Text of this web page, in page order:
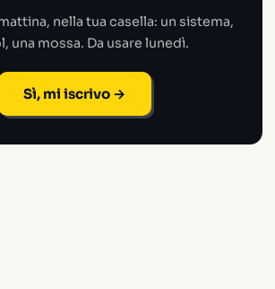
nella tua casella: un sistema,
una mossa. Da usare lunedì.
Sì, mi iscrivo →